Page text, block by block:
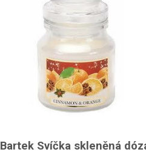
Bartek Svíčka skleněná